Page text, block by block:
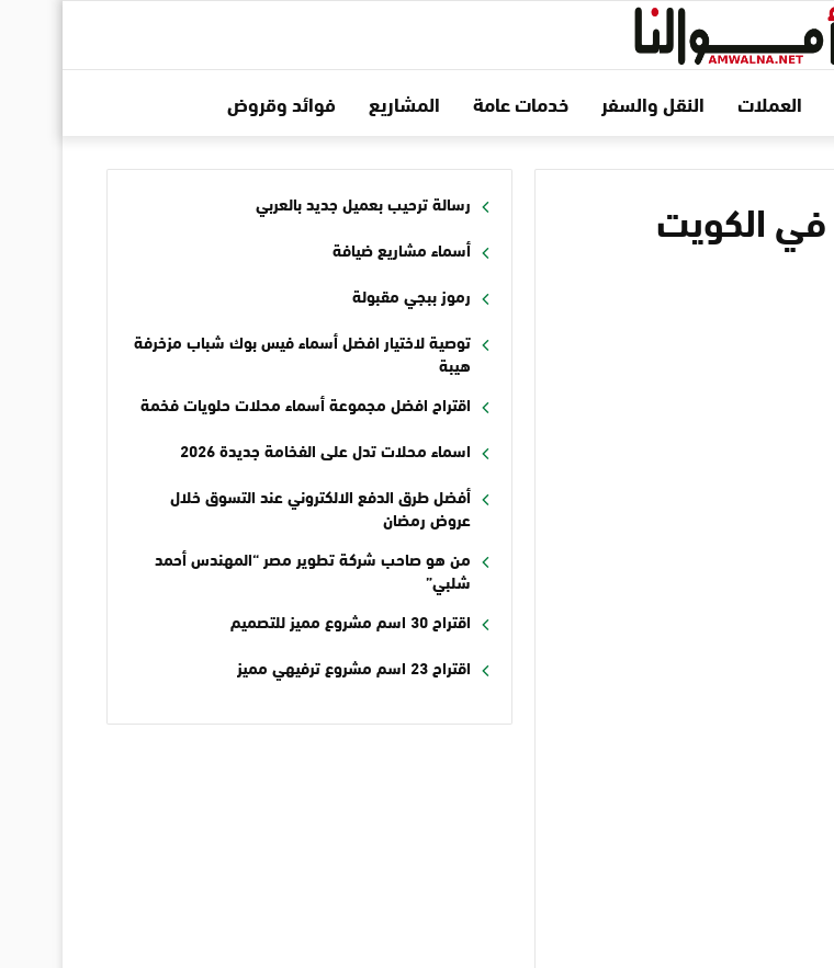
العملات النقل والسفر خدمات عامة المشاريع فوائد وقروض
رسالة ترحيب بعميل جديد بالعربي
أسماء مشاريع ضيافة
رموز ببجي مقبولة
توصية لاختيار افضل أسماء فيس بوك شباب مزخرفة
هيبة
اقتراح افضل مجموعة أسماء محلات حلويات فخمة
اسماء محلات تدل على الفخامة جديدة 2026
أفضل طرق الدفع الالكتروني عند التسوق خلال
عروض رمضان
من هو صاحب شركة تطوير مصر “المهندس أحمد
شلبي”
اقتراح 30 اسم مشروع مميز للتصميم
اقتراح 23 اسم مشروع ترفيهي مميز